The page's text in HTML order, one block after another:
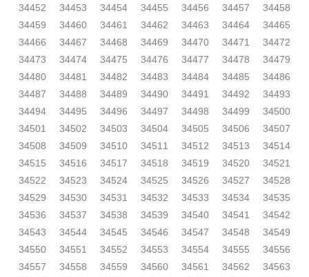
34452
34453 34454 34455 34456 34457
34458
34459
34460 34461 34462 34463 34464
34465
34466
34467 34468 34469 34470 34471
34472
34473
34474 34475 34476 34477 34478
34479
34480
34481 34482 34483 34484 34485
34486
34487
34488 34489 34490 34491 34492
34493
34494
34495 34496 34497 34498 34499
34500
34501
34502 34503 34504 34505 34506
34507
34508
34509 34510 34511 34512 34513
34514
34515
34516 34517 34518 34519 34520
34521
34522
34523 34524 34525 34526 34527
34528
34529
34530 34531 34532 34533 34534
34535
34536
34537 34538 34539 34540 34541
34542
34543
34544 34545 34546 34547 34548
34549
34550
34551 34552 34553 34554 34555
34556
34557
34558 34559 34560 34561 34562
34563